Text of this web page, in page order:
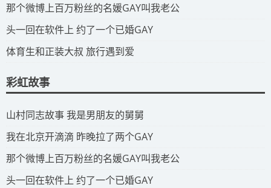
​那个微博上百万粉丝的名媛GAY叫我老公
​头一回在软件上 约了一个已婚GAY
​体育生和正装大叔 旅行遇到爱
彩虹故事
​山村同志故事 我是男朋友的舅舅
​我在北京开滴滴 昨晚拉了两个GAY
​那个微博上百万粉丝的名媛GAY叫我老公
​头一回在软件上 约了一个已婚GAY